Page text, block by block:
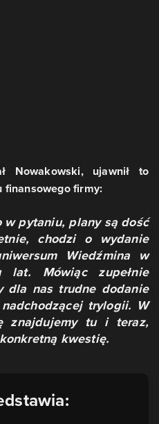
Nowakowski, ujawnił to
finansowego firmy:
w pytaniu, plany są dość
chodzi o wydanie
Wiedźmina w
lat. Mówiąc zupełnie
dla nas trudne dodanie
trylogii. W
znajdujemy tu i teraz,
kwestię.